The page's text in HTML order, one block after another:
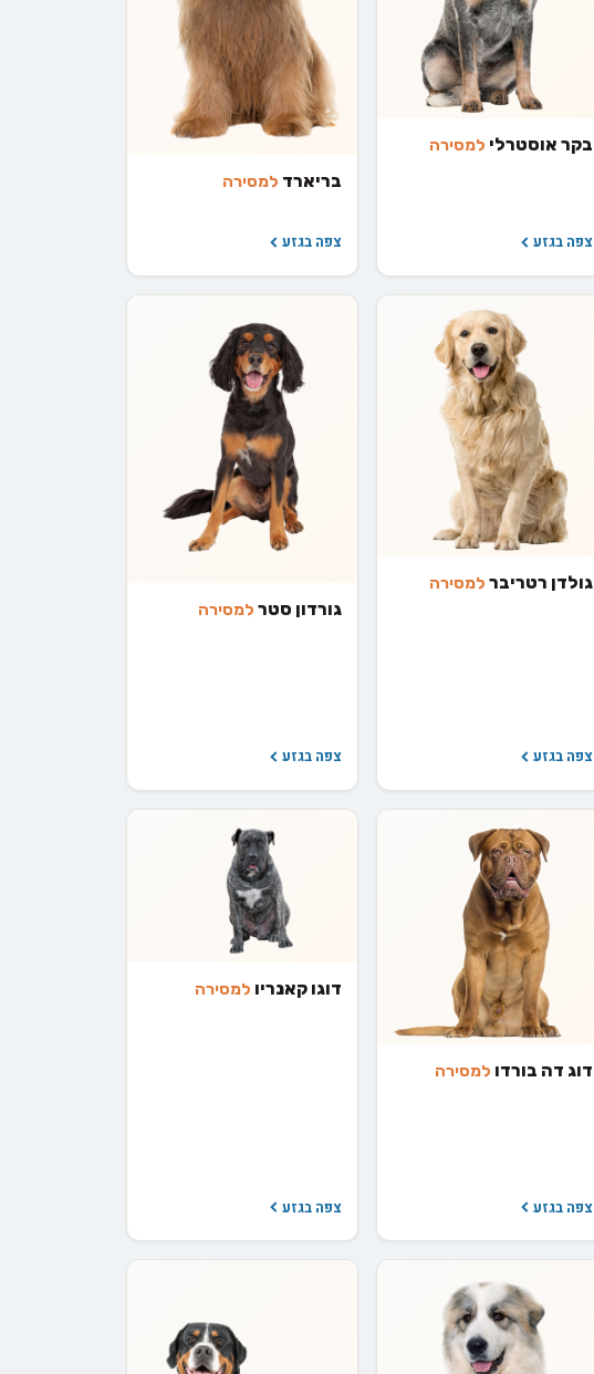
בקר אוסטרלי למסירה
צפה בגזע
בריארד למסירה
צפה בגזע
גולדן רטריבר למסירה
צפה בגזע
גורדון סטר למסירה
צפה בגזע
דוג דה בורדו למסירה
צפה בגזע
דוגו קאנריו למסירה
צפה בגזע